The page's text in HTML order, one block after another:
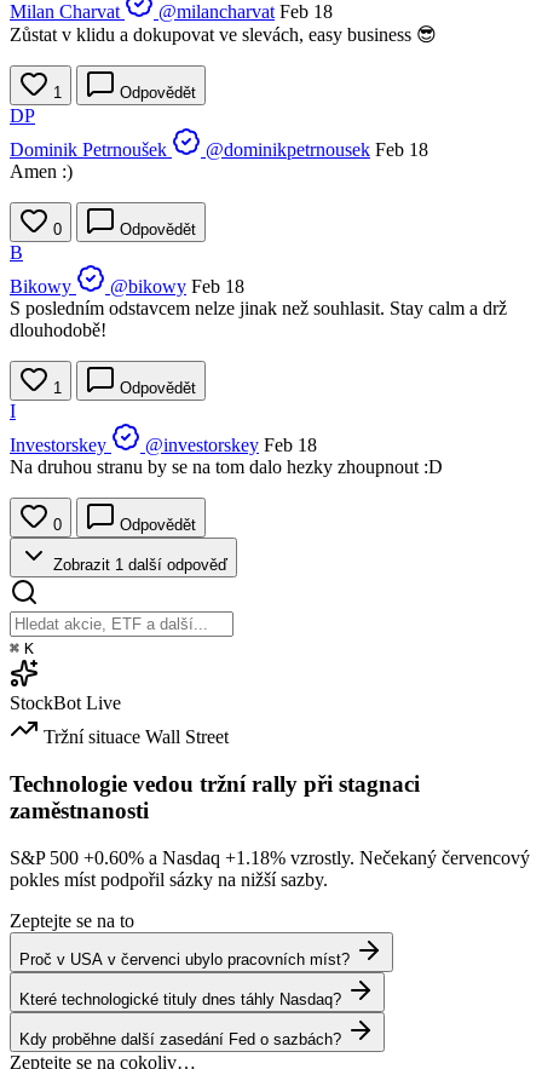
Milan Charvat
@milancharvat Feb 18
Zůstat v klidu a dokupovat ve slevách, easy business 😎
1 Odpovědět
DP
Dominik Petrnoušek
@dominikpetrnousek Feb 18
Amen :)
0 Odpovědět
B
Bikowy
@bikowy Feb 18
S posledním odstavcem nelze jinak než souhlasit. Stay calm a drž
dlouhodobě!
1 Odpovědět
I
Investorskey
@investorskey Feb 18
Na druhou stranu by se na tom dalo hezky zhoupnout :D
0 Odpovědět
Zobrazit 1 další odpověď
⌘ K
StockBot Live
Tržní situace Wall Street
Technologie vedou tržní rally při stagnaci
zaměstnanosti
S&P 500 +0.60% a Nasdaq +1.18% vzrostly. Nečekaný červencový
pokles míst podpořil sázky na nižší sazby.
Zeptejte se na to
Proč v USA v červenci ubylo pracovních míst?
Které technologické tituly dnes táhly Nasdaq?
Kdy proběhne další zasedání Fed o sazbách?